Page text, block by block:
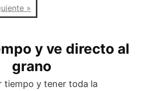
»
y ve directo al
grano
tiempo y tener toda la